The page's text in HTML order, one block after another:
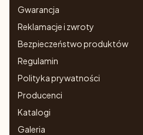
Gwarancja
Reklamacje i zwroty
Bezpieczeństwo produktów
Regulamin
Polityka prywatności
Producenci
Katalogi
Galeria